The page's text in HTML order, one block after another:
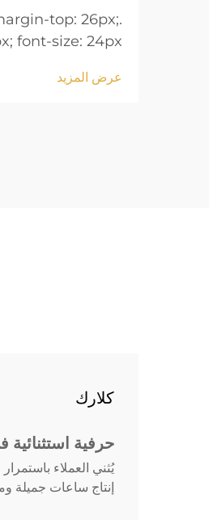
top: 26px;
font-size: 24px
content h3 {
عرض المزيد
كلارك
حرفية
يُثني العملاء
إنتاج ساعات جميلة